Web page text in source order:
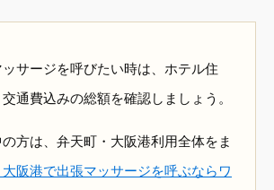
サージを呼びたい時は、ホテル住
通費込みの総額を確認しましょう。
方は、弁天町・大阪港利用全体をま
阪港で出張マッサージを呼ぶならワ